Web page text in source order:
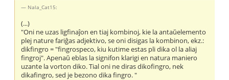
Nala_Cat15:
(...)
"Oni ne uzas ligfinaĵon en tiaj kombinoj, kie la antaŭelemento
plej nature fariĝas adjektivo, se oni disigas la kombinon, ekz.:
dikfingro = "fingrospeco, kiu kutime estas pli dika ol la aliaj
fingroj". Apenaŭ eblas la signifon klarigi en natura maniero
uzante la vorton diko. Tial oni ne diras dikofingro, nek
dikafingro, sed je bezono dika fingro. "